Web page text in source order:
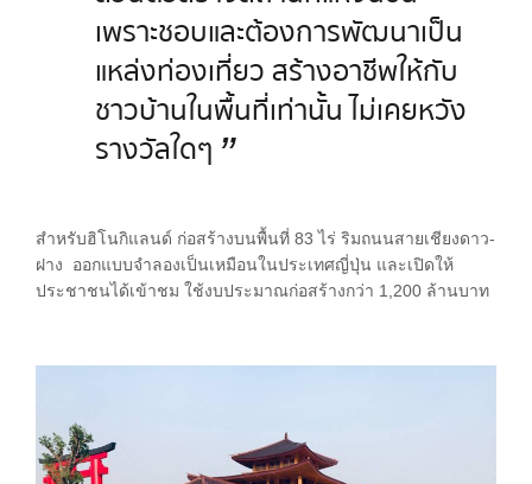
เพราะชอบและต้องการพัฒนาเป็น
แหล่งท่องเที่ยว สร้างอาชีพให้กับ
ชาวบ้านในพื้นที่เท่านั้น ไม่เคยหวัง
รางวัลใดๆ ”
สำหรับฮิโนกิแลนด์ ก่อสร้างบนพื้นที่ 83 ไร่ ริมถนนสายเชียงดาว-
ฝาง ออกแบบจำลองเป็นเหมือนในประเทศญี่ปุ่น และเปิดให้
ประชาชนได้เข้าชม ใช้งบประมาณก่อสร้างกว่า 1,200 ล้านบาท